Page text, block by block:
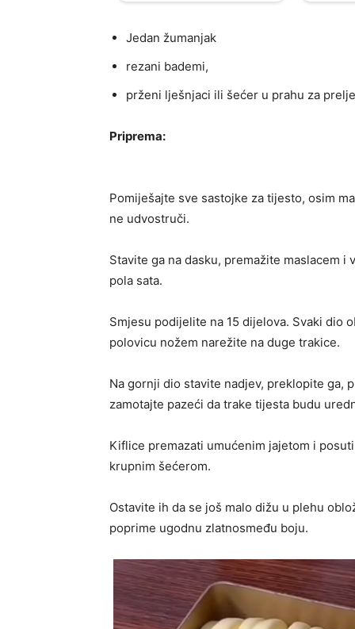
Jedan žumanjak
rezani bademi,
prženi lješnjaci ili šećer u prahu za
Priprema:
Pomiješajte sve sastojke za tijesto, osim
ne udvostruči.
Stavite ga na dasku, premažite maslacem
pola sata.
Smjesu podijelite na 15 dijelova. Svaki dio
polovicu nožem narežite na duge trakice.
Na gornji dio stavite nadjev, preklopite ga,
zamotajte pazeći da trake tijesta budu
Kiflice premazati umućenim jajetom i
krupnim šećerom.
Ostavite ih da se još malo dižu u plehu
poprime ugodnu zlatnosmeđu boju.